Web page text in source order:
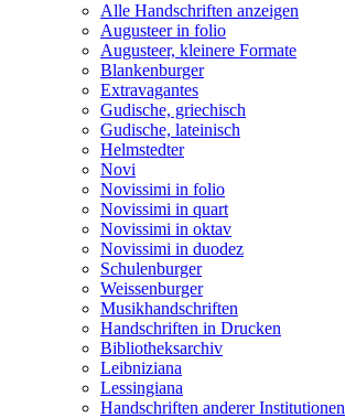
Alle Handschriften anzeigen
Augusteer in folio
Augusteer, kleinere Formate
Blankenburger
Extravagantes
Gudische, griechisch
Gudische, lateinisch
Helmstedter
Novi
Novissimi in folio
Novissimi in quart
Novissimi in oktav
Novissimi in duodez
Schulenburger
Weissenburger
Musikhandschriften
Handschriften in Drucken
Bibliotheksarchiv
Leibniziana
Lessingiana
Handschriften anderer Institutionen